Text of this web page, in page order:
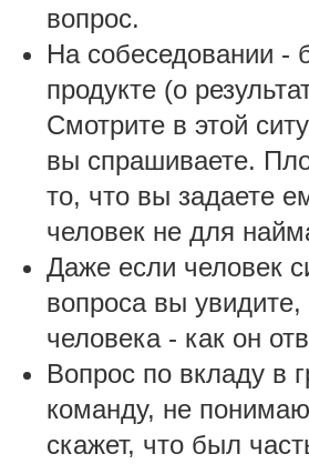
вопрос.
На собеседовании -
продукте (о
Смотрите в этой
вы спрашиваете.
то, что вы задаете
человек не для
Даже если человек
вопроса вы
человека - как он
Вопрос по вкладу в
команду, не
скажет, что был